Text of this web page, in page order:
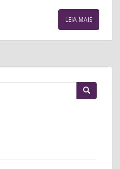
LEIA MAIS